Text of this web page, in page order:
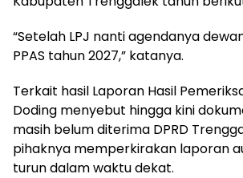
“Setelah LPJ nanti agendanya
PPAS tahun 2027,” katanya.
Terkait hasil Laporan Hasil
Doding menyebut hingga kini
masih belum diterima DPRD
pihaknya memperkirakan laporan
turun dalam waktu dekat.